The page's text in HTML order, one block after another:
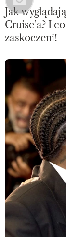
Jak
Cruise’a? I
zaskoczeni!